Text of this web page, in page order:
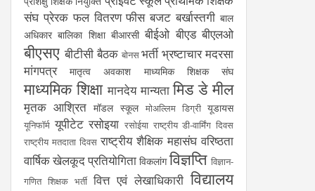
संघ प्रेरक फल वितरण फीस बजट बर्खास्तगी बाल
अधिकार बालिका शिक्षा बीआरसी बीईओ बीएड बीएलओ
बीएसए बीटीसी बैठक बोनस भर्ती भ्रष्टाचार मदरसा
मांगपत्र
मातृत्व अवकाश माध्यमिक शिक्षक संघ
माध्यमिक शिक्षा मानदेय मान्यता मिड डे मील
मृतक आश्रित मॉडल स्कूल मोअल्लिम डिग्री यूडायस
यूनिफॉर्म यूपीटेट रसोइया रसोईया राष्ट्रीय डी-वार्मिंग दिवस
राष्ट्रीय मतदाता दिवस राष्ट्रीय शैक्षिक महासंघ वरिष्ठता
वार्षिक खेलकूद प्रतियोगिता विकलांग विज्ञप्ति विज्ञान-
गणित शिक्षक भर्ती वित्त एवं लेखाधिकारी विद्यालय